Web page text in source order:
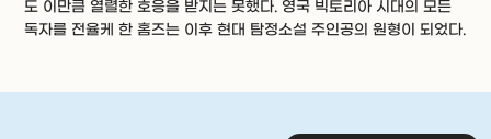
도 이만큼 열렬한 호응을 받지는 못했다. 영국 빅토리아 시대의 모든
독자를 전율케 한 홈즈는 이후 현대 탐정소설 주인공의 원형이 되었다.